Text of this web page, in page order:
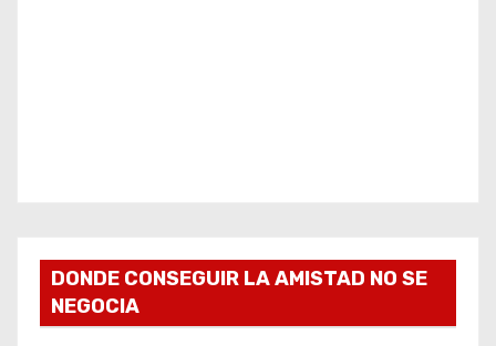
DONDE CONSEGUIR LA AMISTAD NO SE
NEGOCIA